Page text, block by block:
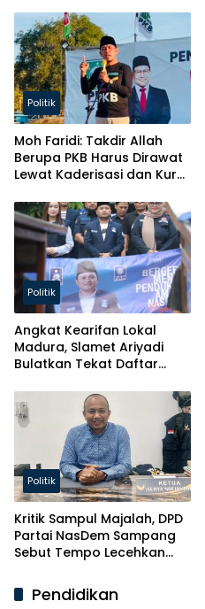
Politik
Moh Faridi: Takdir Allah
Berupa PKB Harus Dirawat
Lewat Kaderisasi dan Kursi
Politik
Angkat Kearifan Lokal
Madura, Slamet Ariyadi
Bulatkan Tekat Daftar
Politik
Kritik Sampul Majalah, DPD
Partai NasDem Sampang
Sebut Tempo Lecehkan
Pendidikan